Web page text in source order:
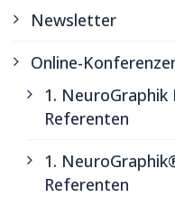
Newsletter
Online-
1. NeuroGraphik
Referenten
1.
Referenten